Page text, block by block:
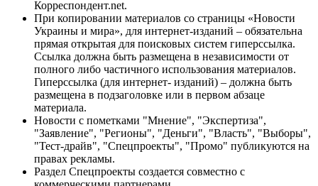
Корреспондент.net.
При копировании материалов со страницы «Новости
Украины и мира», для интернет-изданий – обязательна
прямая открытая для поисковых систем гиперссылка.
Ссылка должна быть размещена в независимости от
полного либо частичного использования материалов.
Гиперссылка (для интернет- изданий) – должна быть
размещена в подзаголовке или в первом абзаце
материала.
Новости с пометками "Мнение", "Экспертиза",
"Заявление", "Регионы", "Деньги", "Власть", "Выборы",
"Тест-драйв", "Спецпроекты", "Промо" публикуются на
правах рекламы.
Раздел Спецпроекты создается совместно с